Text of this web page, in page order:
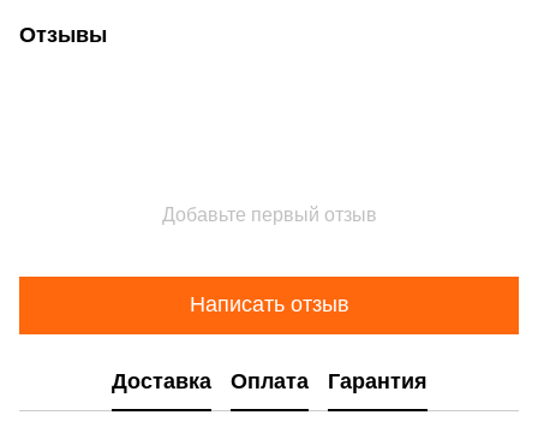
Отзывы
Добавьте первый отзыв
Написать отзыв
Доставка Оплата Гарантия